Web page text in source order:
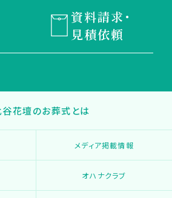
資料請求・
見積依頼
谷花壇のお葬式とは
メディア掲載情報
オハナクラブ